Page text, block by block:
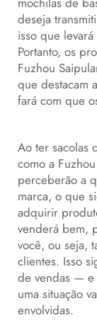
deseja
isso que
Portanto, os
Fuzhou
que destacam
fará com que
Ao ter sacolas
como a
perceberão a
marca, o que
adquirir
venderá bem,
você, ou seja,
clientes. Isso
de vendas — e
uma situação
envolvidas.